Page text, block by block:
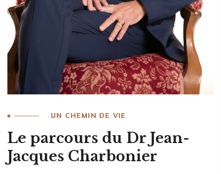
UN CHEMIN DE VIE
Le parcours du Dr Jean-
Jacques Charbonier